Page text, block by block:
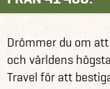
Gruppresor
Drömmer du om
och världens
Travel för att